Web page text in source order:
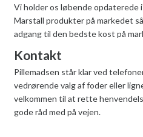
Vi holder os løbende opdaterede
Marstall produkter på markedet
adgang til den bedste kost på
Kontakt
Pillemadsen står klar ved
vedrørende valg af foder eller
velkommen til at rette
gode råd med på vejen.